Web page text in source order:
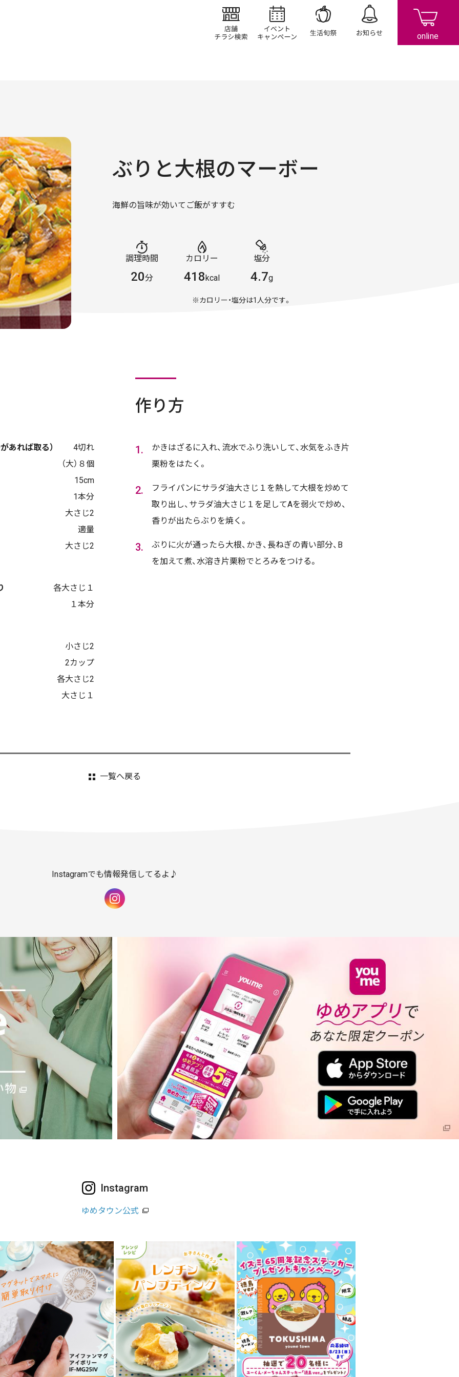
店舗/チラシ検索イベント/キャンペーン
生活旬祭 お知らせ
ぶりと大根のマーボー
海鮮の旨味が効いてご飯がすすむ
調理時間
20分
カロリー
418kcal
塩分
4.7g
※カロリー・塩分は1人分です。
あれば取る）
4切れ
（大）８個
15cm
1本分
大さじ2
適量
大さじ2
各大さじ１
１本分
小さじ2
2カップ
各大さじ2
大さじ１
作り方
かきはざるに入れ、流水でふり洗いして、水気をふき片
栗粉をはたく。
フライパンにサラダ油大さじ１を熱して大根を炒めて
取り出し、サラダ油大さじ１を足してAを弱火で炒め、
香りが出たらぶりを焼く。
ぶりに火が通ったら大根、かき、長ねぎの青い部分、B
を加えて煮、水溶き片栗粉でとろみをつける。
一覧へ戻る
Instagramでも情報発信してるよ♪
Instagram
ゆめタウン公式